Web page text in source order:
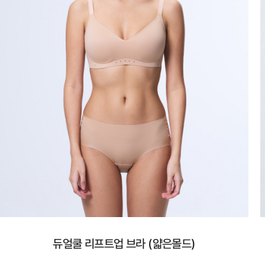
듀얼쿨 리프트업 브라 (얇은몰드)